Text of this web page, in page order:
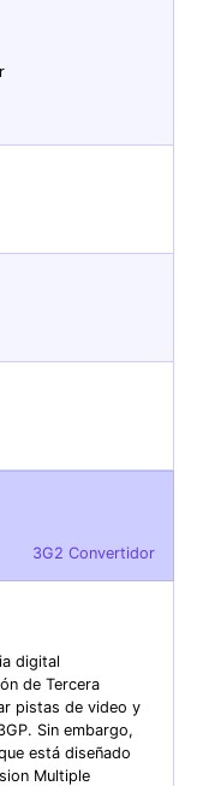
3G2 Convertidor
digital
de Tercera
pistas de video y
Sin embargo,
está diseñado
Multiple